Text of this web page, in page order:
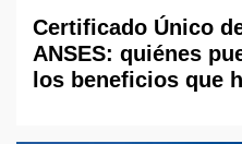
Certificado Único
ANSES: quiénes
los beneficios que